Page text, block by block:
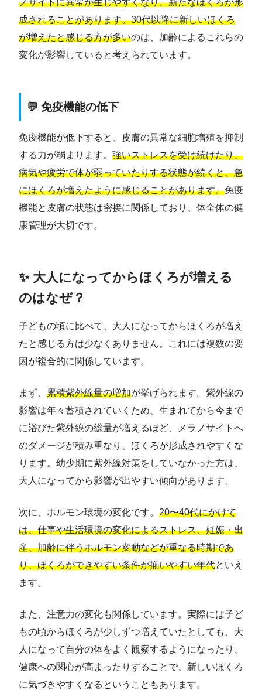
成されることがあります。30代以降に新しいほくろ
が増えたと感じる方が多いのは、加齢によるこれらの
変化が影響していると考えられています。
💬 免疫機能の低下
免疫機能が低下すると、皮膚の異常な細胞増殖を抑制
する力が弱まります。 強いストレスを受け続けたり、
病気や疲労で体が弱っていたりする状態が続くと、急
にほくろが増えたように感じることがあります。免疫
機能と皮膚の状態は密接に関係しており、体全体の健
康管理が大切です。
✨ 大人になってからほくろが増える
のはなぜ？
子どもの頃に比べて、大人になってからほくろが増え
たと感じる方は少なくありません。これには複数の要
因が複合的に関係しています。
まず、 累積紫外線量の増加が挙げられます。紫外線の
影響は年々蓄積されていくため、生まれてから今まで
に浴びた紫外線の総量が増えるほど、メラノサイトへ
のダメージが積み重なり、ほくろが形成されやすくな
ります。幼少期に紫外線対策をしていなかった方は、
大人になってから影響が出やすい傾向があります。
次に、ホルモン環境の変化です。 20〜40代にかけて
は、仕事や生活環境の変化によるストレス、妊娠・出
産、加齢に伴うホルモン変動などが重なる時期であ
り、ほくろができやすい条件が揃いやすい年代といえ
ます。
また、注意力の変化も関係しています。実際には子ど
もの頃からほくろが少しずつ増えていたとしても、大
人になって自分の体をよく観察するようになったり、
健康への関心が高まったりすることで、新しいほくろ
に気づきやすくなるということもあります。